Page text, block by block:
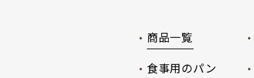
商品一覧
食事用のパン